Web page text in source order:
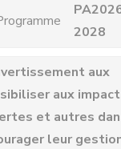
2028
aux
aux
et autres
leur